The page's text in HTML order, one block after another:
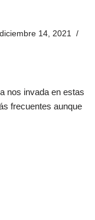
diciembre 14, 2021
nos invada en estas
frecuentes aunque